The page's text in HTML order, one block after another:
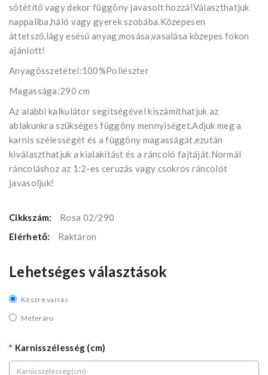
sötétítő vagy dekor függöny javasolt hozzá!Választhatjuk
nappaliba,háló vagy gyerek szobába.Közepesen
áttetsző,lágy esésű anyag,mosása,vasalása közepes fokon
ajánlott!
Anyagösszetétel:100%Poliészter
Magassága:290 cm
Az alábbi kalkulátor segìtségével kiszámíthatjuk az
ablakunkra szükséges függöny mennyiséget.Adjuk meg a
karnis szélességét és a függöny magasságát,ezután
kiválaszthatjuk a kialakítást és a ráncoló fajtáját.Normál
ráncoláshoz az 1:2-es ceruzás vagy csokros ráncolót
javasoljuk!
Cikkszám:
Rosa 02/290
Elérhető:
Raktáron
Lehetséges választások
Készre varrás
Méteráru
Karnisszélesség (cm)